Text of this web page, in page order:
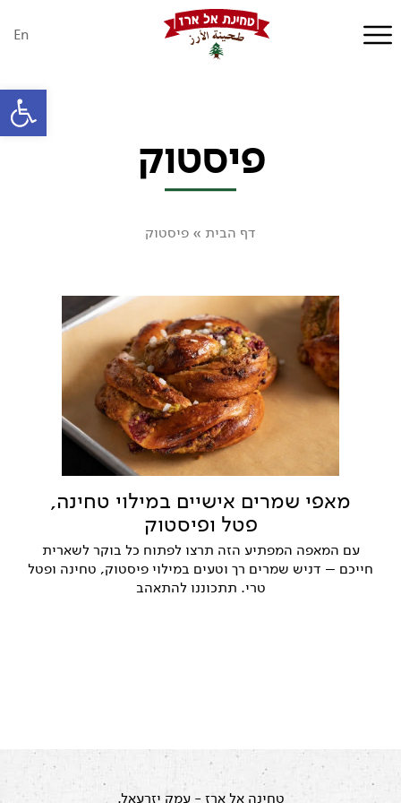
פתח
En
פיסטוק
דף הבית » פיסטוק
מאפי שמרים אישיים במילוי טחינה,
פטל ופיסטוק
עם המאפה המפתיע הזה תרצו לפתוח כל בוקר לשארית
חייכם – דניש שמרים רך וטעים במילוי פיסטוק, טחינה ופטל
טרי. תתכוננו להתאהב
טחינה אל ארז- עמק יזרעאל.